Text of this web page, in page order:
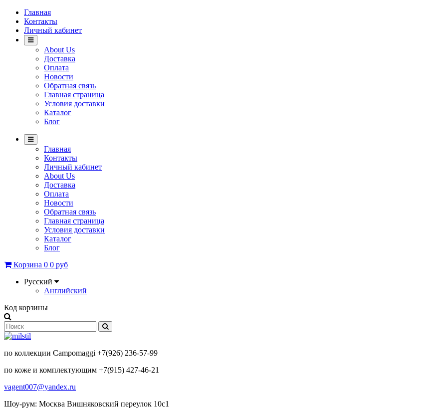
Главная
Контакты
Личный кабинет
About Us
Доставка
Оплата
Новости
Обратная связь
Главная страница
Условия доставки
Каталог
Блог
Главная
Контакты
Личный кабинет
About Us
Доставка
Оплата
Новости
Обратная связь
Главная страница
Условия доставки
Каталог
Блог
Корзина 0 0 руб
Русский
Английский
Код корзины
по коллекции Campomaggi +7(926) 236-57-99
по коже и комплектующим +7(915) 427-46-21
vagent007@yandex.ru
Шоу-рум: Москва Вишняковский переулок 10с1